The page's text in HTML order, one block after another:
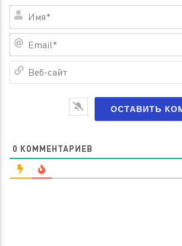
0 КОММЕНТАРИЕВ